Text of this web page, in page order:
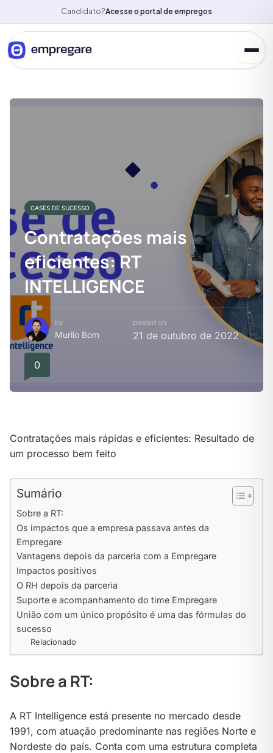
Candidato?Acesse o portal de empregos
CASES DE SUCESSO
Contratações mais
eficientes: RT
INTELLIGENCE
by
Murilo Bom
posted on
21 de outubro de 2022
0
Contratações mais rápidas e eficientes: Resultado de
um processo bem feito
Sumário
Sobre a RT:
Os impactos que a empresa passava antes da
Empregare
Vantagens depois da parceria com a Empregare
Impactos positivos
O RH depois da parceria
Suporte e acompanhamento do time Empregare
União com um único propósito é uma das fórmulas do
sucesso
Relacionado
Sobre a RT:
A RT Intelligence está presente no mercado desde
1991, com atuação predominante nas regiões Norte e
Nordeste do país. Conta com uma estrutura completa